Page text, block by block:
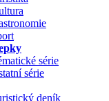
série
série
deník